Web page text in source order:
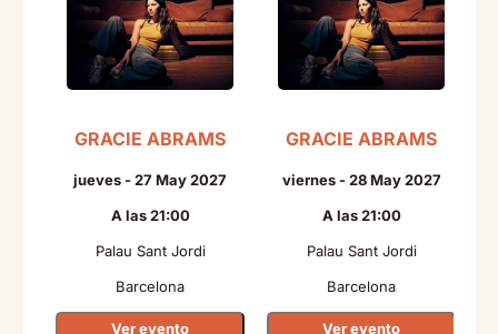
GRACIE ABRAMS
jueves - 27 May 2027
A las 21:00
Palau Sant Jordi
Barcelona
Ver evento
GRACIE ABRAMS
viernes - 28 May 2027
A las 21:00
Palau Sant Jordi
Barcelona
Ver evento